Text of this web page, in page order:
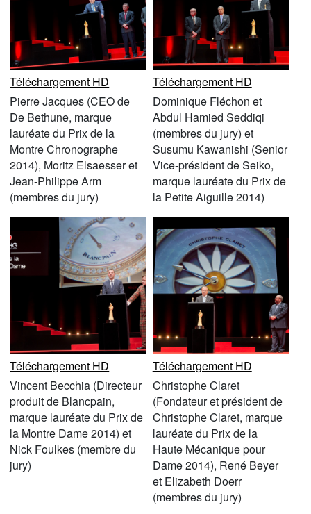
Téléchargement HD
Pierre Jacques (CEO de
De Bethune, marque
lauréate du Prix de la
Montre Chronographe
2014), Moritz Elsaesser et
Jean-Philippe Arm
(membres du jury)
Téléchargement HD
Dominique Fléchon et
Abdul Hamied Seddiqi
(membres du jury) et
Susumu Kawanishi (Senior
Vice-président de Seiko,
marque lauréate du Prix de
la Petite Aiguille 2014)
Téléchargement HD
Vincent Becchia (Directeur
produit de Blancpain,
marque lauréate du Prix de
la Montre Dame 2014) et
Nick Foulkes (membre du
jury)
Téléchargement HD
Christophe Claret
(Fondateur et président de
Christophe Claret, marque
lauréate du Prix de la
Haute Mécanique pour
Dame 2014), René Beyer
et Elizabeth Doerr
(membres du jury)